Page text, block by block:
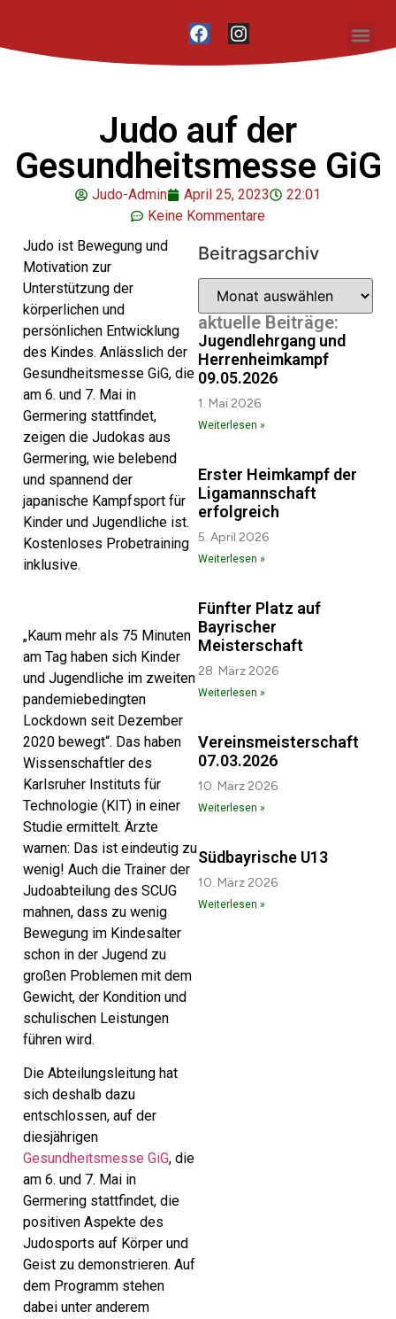
Judo auf der
Gesundheitsmesse GiG
Judo-Admin April 25, 2023
22:01
Keine Kommentare
Judo ist Bewegung und
Motivation zur
Unterstützung der
körperlichen und
persönlichen Entwicklung
des Kindes. Anlässlich der
Gesundheitsmesse GiG, die
am 6. und 7. Mai in
Germering stattfindet,
zeigen die Judokas aus
Germering, wie belebend
und spannend der
japanische Kampfsport für
Kinder und Jugendliche ist.
Kostenloses Probetraining
inklusive.
„Kaum mehr als 75 Minuten
am Tag haben sich Kinder
und Jugendliche im zweiten
pandemiebedingten
Lockdown seit Dezember
2020 bewegt“. Das haben
Wissenschaftler des
Karlsruher Instituts für
Technologie (KIT) in einer
Studie ermittelt. Ärzte
warnen: Das ist eindeutig zu
wenig! Auch die Trainer der
Judoabteilung des SCUG
mahnen, dass zu wenig
Bewegung im Kindesalter
schon in der Jugend zu
großen Problemen mit dem
Gewicht, der Kondition und
schulischen Leistungen
führen wird.
Die Abteilungsleitung hat
sich deshalb dazu
entschlossen, auf der
diesjährigen
Gesundheitsmesse GiG, die
am 6. und 7. Mai in
Germering stattfindet, die
positiven Aspekte des
Judosports auf Körper und
Geist zu demonstrieren. Auf
dem Programm stehen
dabei unter anderem
Beitragsarchiv
aktuelle Beiträge:
Jugendlehrgang und
Herrenheimkampf
09.05.2026
1. Mai 2026
Weiterlesen »
Erster Heimkampf der
Ligamannschaft
erfolgreich
5. April 2026
Weiterlesen »
Fünfter Platz auf
Bayrischer
Meisterschaft
28. März 2026
Weiterlesen »
Vereinsmeisterschaft
07.03.2026
10. März 2026
Weiterlesen »
Südbayrische U13
10. März 2026
Weiterlesen »